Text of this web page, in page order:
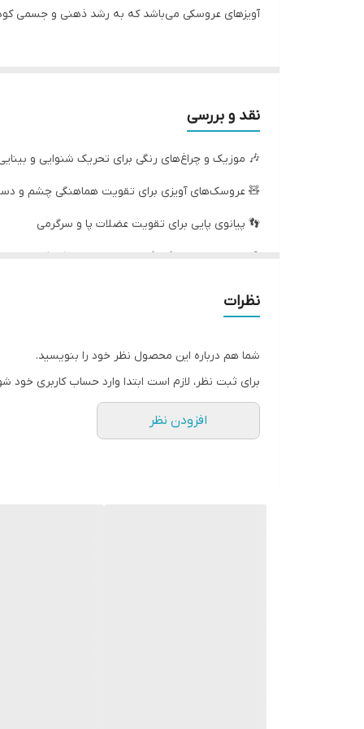
آویزهای عروسکی می‌باشد که به رشد ذهنی و جسمی
نقد و بررسی
🎶 موزیک و چراغ‌های رنگی برای تحریک شنوایی و
🧸 عروسک‌های آویزی برای تقویت هماهنگی چشم و
👣 پیانوی پایی برای تقویت عضلات پا و سرگرمی
🎨 طراحی شاد و رنگارنگ برای جلب توجه کودک
📦 بسته‌بندی: 38.5×26.5×8 سانتی‌متر
نظرات
شما هم درباره این محصول نظر خود را بنویسید.
برای ثبت نظر، لازم است ابتدا وارد حساب کاربری خود
افزودن نظر